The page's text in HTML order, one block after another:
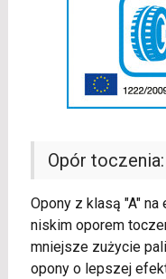
Opór toczenia:
Opony z klasą "A"
niskim oporem
mniejsze zużycie
opony o lepszej